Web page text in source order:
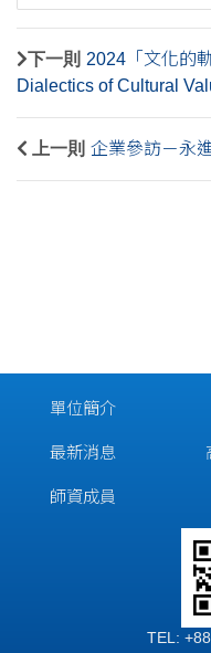
下一則 2024「文化的
Dialectics of Cultural
上一則 企業參訪－永
單位簡介
最新消息
師資成員
TEL: